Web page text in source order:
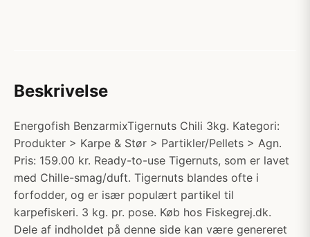
Beskrivelse
Energofish BenzarmixTigernuts Chili 3kg. Kategori:
Produkter > Karpe & Stør > Partikler/Pellets > Agn.
Pris: 159.00 kr. Ready-to-use Tigernuts, som er lavet
med Chille-smag/duft. Tigernuts blandes ofte i
forfodder, og er især populært partikel til
karpefiskeri. 3 kg. pr. pose. Køb hos Fiskegrej.dk.
Dele af indholdet på denne side kan være genereret